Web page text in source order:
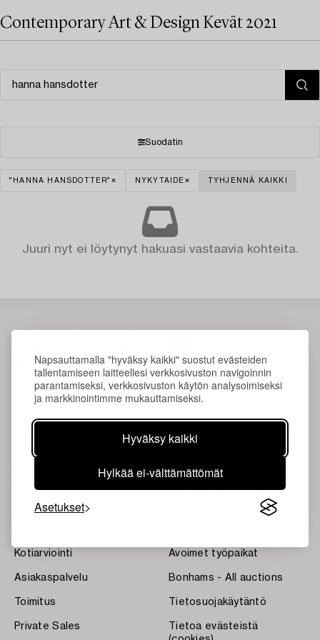
Napsauttamalla "hyväksy kaikki" suostut evästeiden
tallentamiseen laitteellesi verkkosivuston navigoinnin
parantamiseksi, verkkosivuston käytön analysoimiseksi
ja markkinointimme mukauttamiseksi.
Hyväksy kaikki
Hylkää ei-välttämättömät
Asetukset
Contemporary Art & Design Kevät 2021
Suodatin
"HANNA HANSDOTTER" NYKYTAIDE TYHJENNÄ KAIKKI
Juuri nyt ei löytynyt hakuasi vastaavia kohteita.
Tulokset
Kotiarviointi
Asiakaspalvelu
Toimitus
Private Sales
Ehdot
Bukipedia
Systembolaget's Wine and
Avoimet työpaikat
Bonhams - All auctions
Tietosuojakäytäntö
Tietoa evästeistä